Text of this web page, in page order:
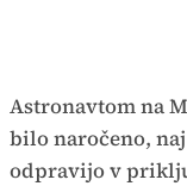
Astronavtom na
bilo naročeno,
odpravijo v